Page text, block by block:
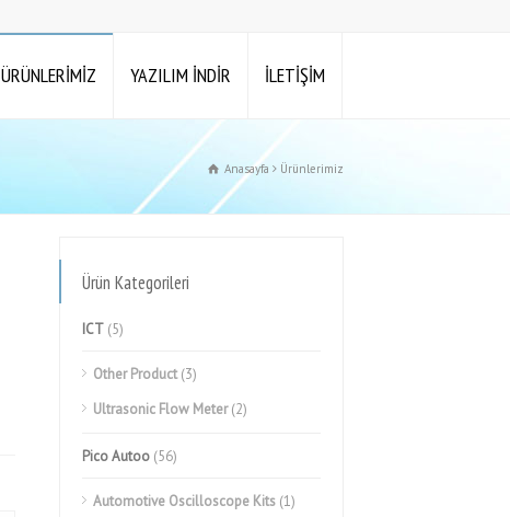
ÜRÜNLERİMİZ YAZILIM İNDİR İLETİŞİM
Anasayfa Ürünlerimiz
Ürün Kategorileri
ICT (5)
Other Product(3)
Ultrasonic Flow Meter(2)
Pico Autoo (56)
Automotive Oscilloscope Kits (1)